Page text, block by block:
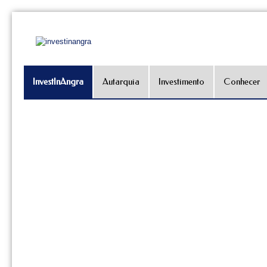
InvestInAngra Autarquia Investimento Conhecer